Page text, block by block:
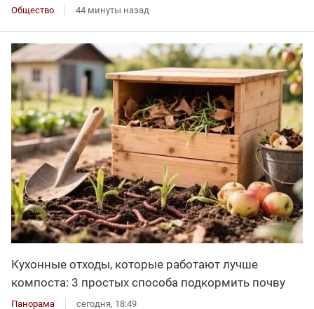
Общество 44 минуты назад
Кухонные отходы, которые работают лучше
компоста: 3 простых способа подкормить почву
Панорама сегодня, 18:49